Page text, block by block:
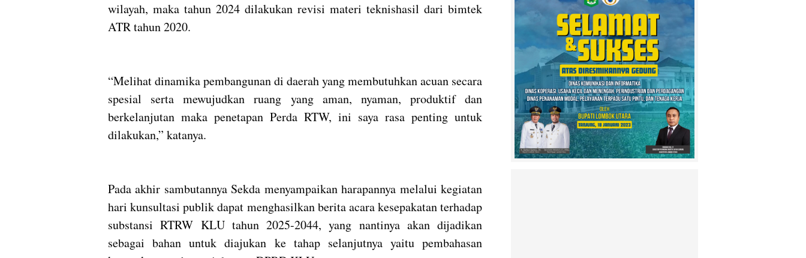
wilayah, maka tahun 2024 dilakukan revisi materi teknishasil dari bimtek
ATR tahun 2020.
“Melihat dinamika pembangunan di daerah yang membutuhkan acuan secara
spesial serta mewujudkan ruang yang aman, nyaman, produktif dan
berkelanjutan maka penetapan Perda RTW, ini saya rasa penting untuk
dilakukan,” katanya.
Pada akhir sambutannya Sekda menyampaikan harapannya melalui kegiatan
hari kunsultasi publik dapat menghasilkan berita acara kesepakatan terhadap
substansi RTRW KLU tahun 2025-2044, yang nantinya akan dijadikan
sebagai bahan untuk diajukan ke tahap selanjutnya yaitu pembahasan